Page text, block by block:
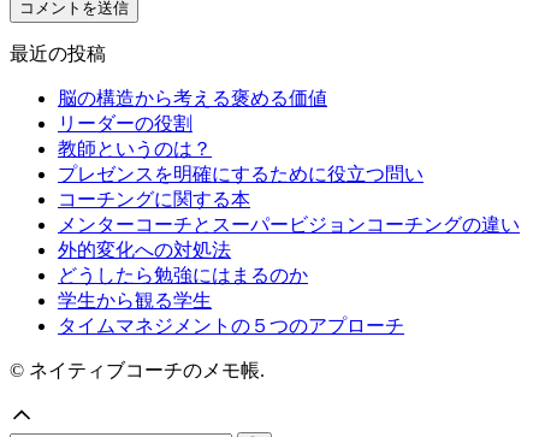
最近の投稿
脳の構造から考える褒める価値
リーダーの役割
教師というのは？
プレゼンスを明確にするために役立つ問い
コーチングに関する本
メンターコーチとスーパービジョンコーチングの違い
外的変化への対処法
どうしたら勉強にはまるのか
学生から観る学生
タイムマネジメントの５つのアプローチ
© ネイティブコーチのメモ帳.